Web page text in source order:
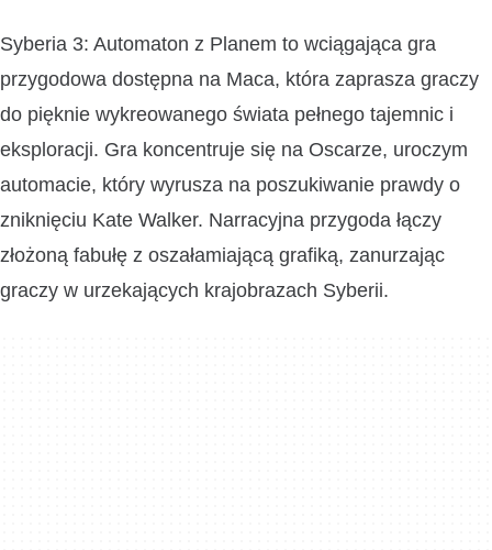
Syberia 3: Automaton z Planem to wciągająca gra
przygodowa dostępna na Maca, która zaprasza graczy
do pięknie wykreowanego świata pełnego tajemnic i
eksploracji. Gra koncentruje się na Oscarze, uroczym
automacie, który wyrusza na poszukiwanie prawdy o
zniknięciu Kate Walker. Narracyjna przygoda łączy
złożoną fabułę z oszałamiającą grafiką, zanurzając
graczy w urzekających krajobrazach Syberii.